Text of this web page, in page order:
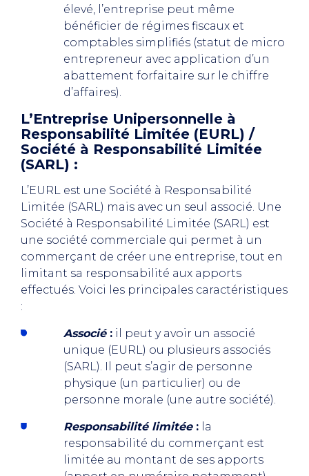
élevé, l’entreprise peut même
bénéficier de régimes fiscaux et
comptables simplifiés (statut de micro
entrepreneur avec application d’un
abattement forfaitaire sur le chiffre
d’affaires).
L’Entreprise Unipersonnelle à
Responsabilité Limitée (EURL) /
Société à Responsabilité Limitée
(SARL) :
L’EURL est une Société à Responsabilité
Limitée (SARL) mais avec un seul associé. Une
Société à Responsabilité Limitée (SARL) est
une société commerciale qui permet à un
commerçant de créer une entreprise, tout en
limitant sa responsabilité aux apports
effectués. Voici les principales caractéristiques
:
Associé : il peut y avoir un associé
unique (EURL) ou plusieurs associés
(SARL). Il peut s’agir de personne
physique (un particulier) ou de
personne morale (une autre société).
Responsabilité limitée: la
responsabilité du commerçant est
limitée au montant de ses apports